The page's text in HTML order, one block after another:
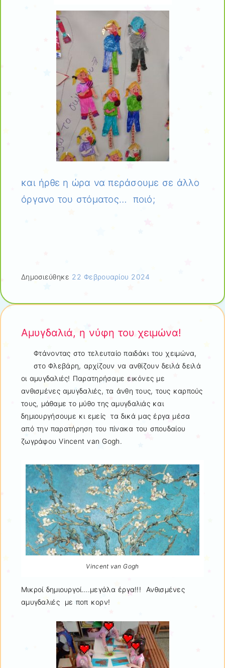
και ήρθε η ώρα να περάσουμε σε άλλο
όργανο του στόματος… ποιό;
Δημοσιεύθηκε 22 Φεβρουαρίου 2024
Αμυγδαλιά, η νύφη του χειμώνα!
Φτάνοντας στο τελευταίο παιδάκι του χειμώνα,
στο Φλεβάρη, αρχίζουν να ανθίζουν δειλά δειλά
οι αμυγδαλιές! Παρατηρήσαμε εικόνες με
ανθισμένες αμυγδαλιές, τα άνθη τους, τους καρπούς
τους, μάθαμε το μύθο της αμυγδαλιάς και
δημιουργήσουμε κι εμείς τα δικά μας έργα μέσα
από την παρατήρηση του πίνακα του σπουδαίου
ζωγράφου Vincent van Gogh.
Vincent van Gogh
Μικροί δημιουργοί….μεγάλα έργα!!! Ανθισμένες
αμυγδαλιές με ποπ κορν!